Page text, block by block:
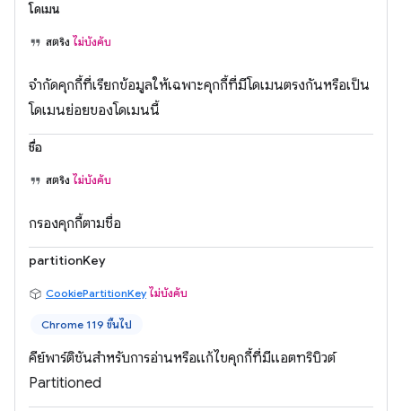
โดเมน
สตริง ไม่บังคับ
จำกัดคุกกี้ที่เรียกข้อมูลให้เฉพาะคุกกี้ที่มีโดเมนตรงกันหรือเป็น
โดเมนย่อยของโดเมนนี้
ชื่อ
สตริง ไม่บังคับ
กรองคุกกี้ตามชื่อ
partitionKey
CookiePartitionKey ไม่บังคับ
Chrome 119 ขึ้นไป
คีย์พาร์ติชันสำหรับการอ่านหรือแก้ไขคุกกี้ที่มีแอตทริบิวต์
Partitioned